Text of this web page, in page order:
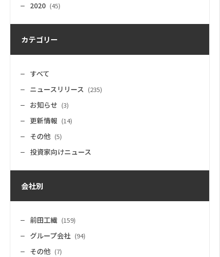
2020 (45)
カテゴリー
すべて
ニュースリリース (235)
お知らせ (3)
更新情報 (14)
その他 (5)
投資家向けニュース
会社別
前田工繊 (159)
グループ会社 (94)
その他 (7)